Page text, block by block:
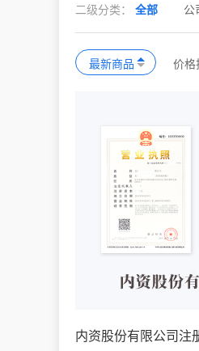
二级分类： 全部 公
最新商品 价格
内资股份有限公司注